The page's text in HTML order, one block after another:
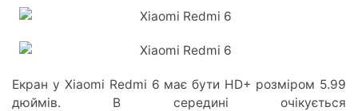
Екран у Xiaomi Redmi 6 має бути HD+ розміром 5.99
дюймів. В середині очікується